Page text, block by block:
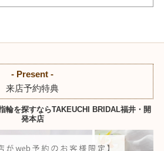
- Present -
来店予約特典
輪を探すならTAKEUCHI BRIDAL福井・開
発本店